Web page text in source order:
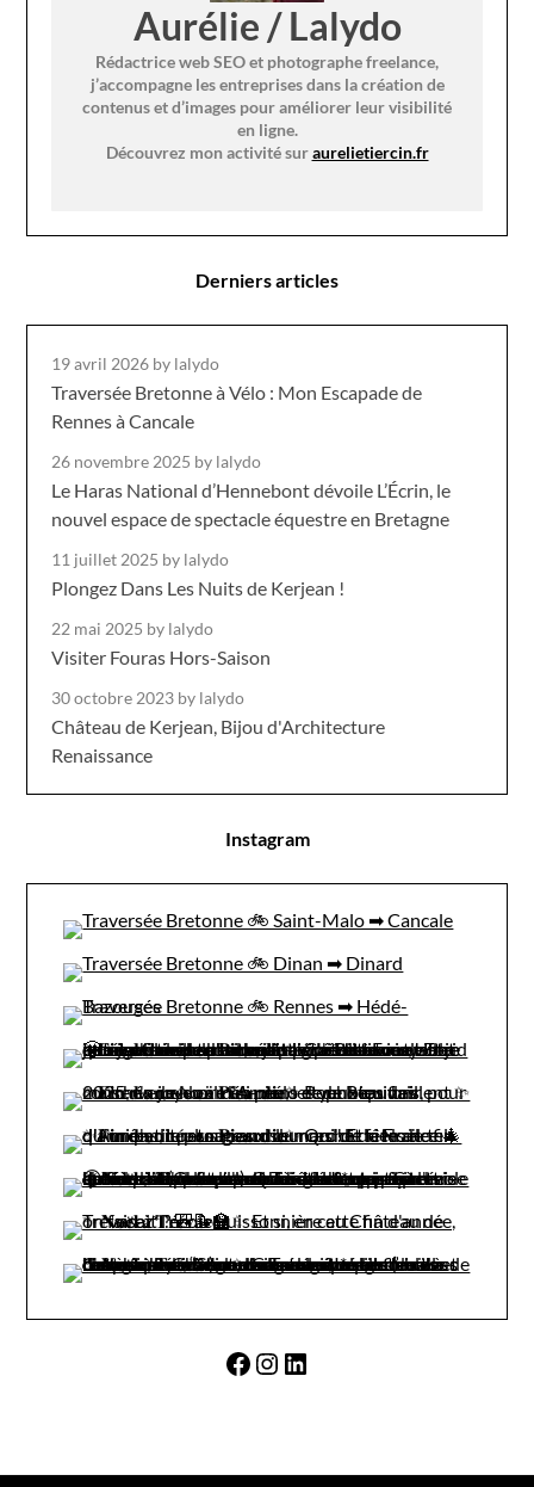
Aurélie / Lalydo
Rédactrice web SEO et photographe freelance,
j’accompagne les entreprises dans la création de
contenus et d’images pour améliorer leur visibilité
en ligne.
Découvrez mon activité suraurelietiercin.fr
Derniers articles
19 avril 2026 by lalydo
Traversée Bretonne à Vélo : Mon Escapade de
Rennes à Cancale
26 novembre 2025 by lalydo
Le Haras National d’Hennebont dévoile L’Écrin, le
nouvel espace de spectacle équestre en Bretagne
11 juillet 2025 by lalydo
Plongez Dans Les Nuits de Kerjean !
22 mai 2025 by lalydo
Visiter Fouras Hors-Saison
30 octobre 2023 by lalydo
Château de Kerjean, Bijou d'Architecture
Renaissance
Instagram
Facebook
Instagram
LinkedIn